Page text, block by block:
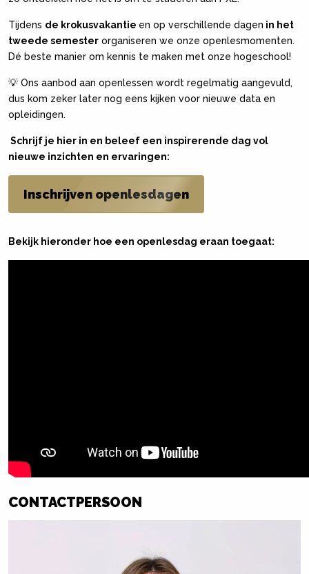
Tijdens de krokusvakantie en op verschillende dagen in het
tweede semester organiseren we onze openlesmomenten.
Dé beste manier om kennis te maken met onze hogeschool!
💡 Ons aanbod aan openlessen wordt regelmatig aangevuld,
dus kom zeker later nog eens kijken voor nieuwe data en
opleidingen.
Schrijf je hier in en beleef een inspirerende dag vol
nieuwe inzichten en ervaringen:
Inschrijven openlesdagen
Bekijk hieronder hoe een openlesdag eraan toegaat:
CONTACTPERSOON